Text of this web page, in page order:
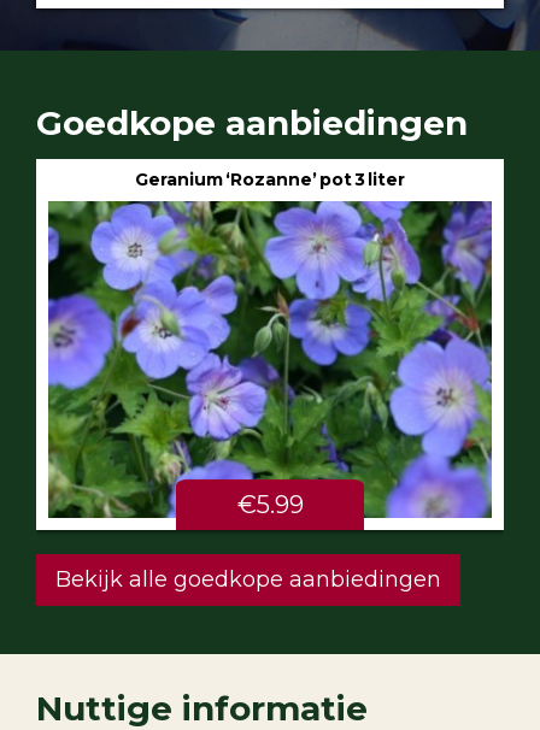
Goedkope aanbiedingen
Geranium ‘Rozanne’ pot 3 liter
€5.99
Bekijk alle goedkope aanbiedingen
Nuttige informatie